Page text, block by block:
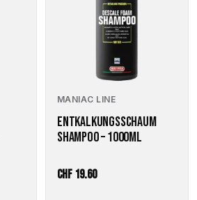
MANIAC LINE
ENTKALKUNGSSCHAUM
SHAMPOO – 1000ML
CHF 19.60